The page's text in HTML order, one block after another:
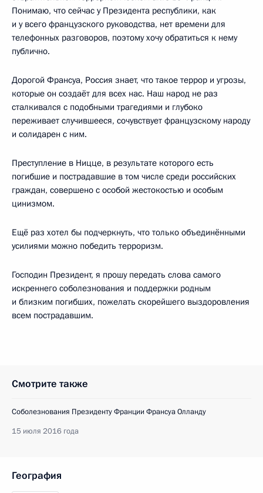
Понимаю, что сейчас у Президента республики, как
и у всего французского руководства, нет времени для
телефонных разговоров, поэтому хочу обратиться к нему
публично.
Дорогой Франсуа, Россия знает, что такое террор и угрозы,
которые он создаёт для всех нас. Наш народ не раз
сталкивался с подобными трагедиями и глубоко
переживает случившееся, сочувствует французскому народу
и солидарен с ним.
Преступление в Ницце, в результате которого есть
погибшие и пострадавшие в том числе среди российских
граждан, совершено с особой жестокостью и особым
цинизмом.
Ещё раз хотел бы подчеркнуть, что только объединёнными
усилиями можно победить терроризм.
Господин Президент, я прошу передать слова самого
искреннего соболезнования и поддержки родным
и близким погибших, пожелать скорейшего выздоровления
всем пострадавшим.
Смотрите также
Соболезнования Президенту Франции Франсуа Олланду
15 июля 2016 года
География